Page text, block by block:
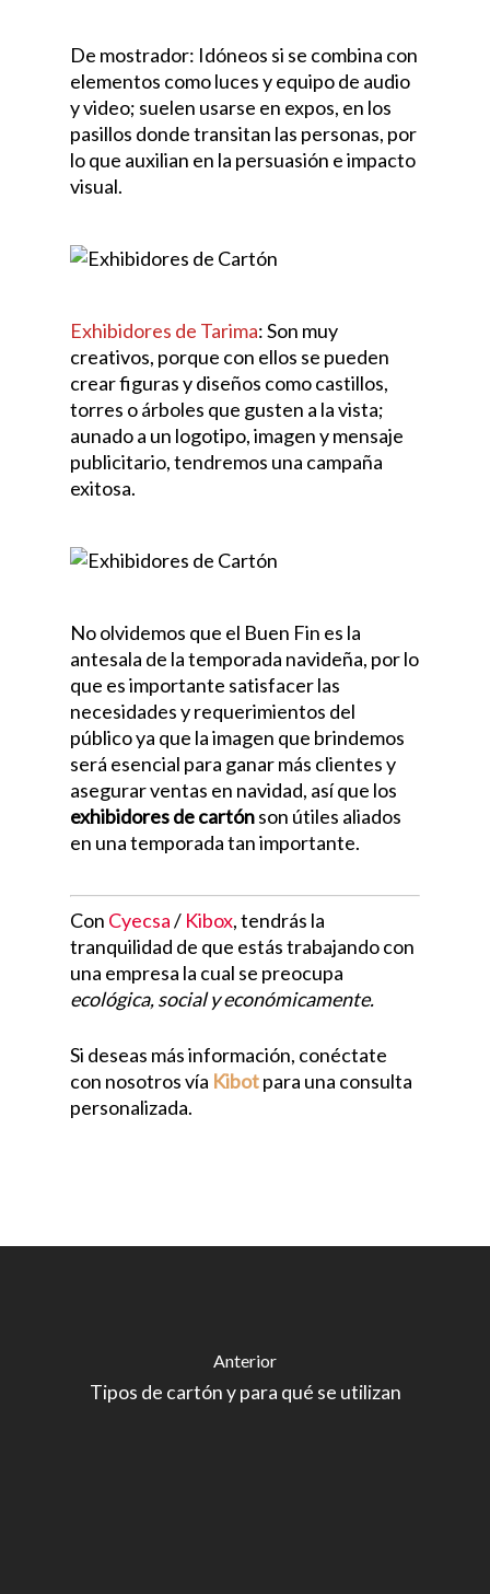
De mostrador: Idóneos si se combina con
elementos como luces y equipo de audio
y video; suelen usarse en expos, en los
pasillos donde transitan las personas, por
lo que auxilian en la persuasión e impacto
visual.
Exhibidores de Tarima: Son muy
creativos, porque con ellos se pueden
crear figuras y diseños como castillos,
torres o árboles que gusten a la vista;
aunado a un logotipo, imagen y mensaje
publicitario, tendremos una campaña
exitosa.
No olvidemos que el Buen Fin es la
antesala de la temporada navideña, por lo
que es importante satisfacer las
necesidades y requerimientos del
público ya que la imagen que brindemos
será esencial para ganar más clientes y
asegurar ventas en navidad, así que los
exhibidores de cartónson útiles aliados
en una temporada tan importante.
Con Cyecsa/ Kibox, tendrás la
tranquilidad de que estás trabajando con
una empresa la cual se preocupa
ecológica, social y económicamente.
Si deseas más información, conéctate
con nosotros vía Kibotpara una consulta
personalizada.
Anterior
Tipos de cartón y para qué se utilizan